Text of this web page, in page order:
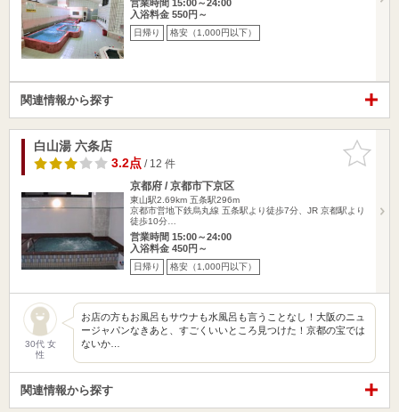
営業時間 15:00～24:00
入浴料金 550円～
日帰り 格安（1,000円以下）
関連情報から探す
お気に入
りに追加
白山湯 六条店
3.2点/ 12 件
京都府 / 京都市下京区
東山駅2.69km 五条駅296m
京都市営地下鉄烏丸線 五条駅より徒歩7分、JR 京都駅より
徒歩10分…
営業時間 15:00～24:00
入浴料金 450円～
日帰り 格安（1,000円以下）
30代 女
性
お店の方もお風呂もサウナも水風呂も言うことなし！大阪のニュ
ージャパンなきあと、すごくいいところ見つけた！京都の宝では
ないか…
関連情報から探す